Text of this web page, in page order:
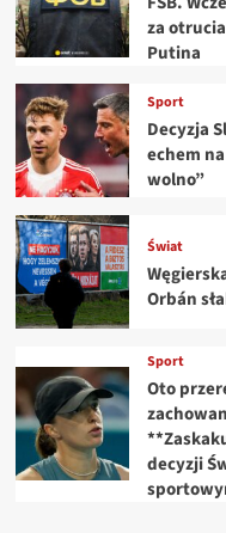
za
Putina
Sport
Decyzja
echem
wolno”
Świat
Orbán
Sport
Oto
decyzji